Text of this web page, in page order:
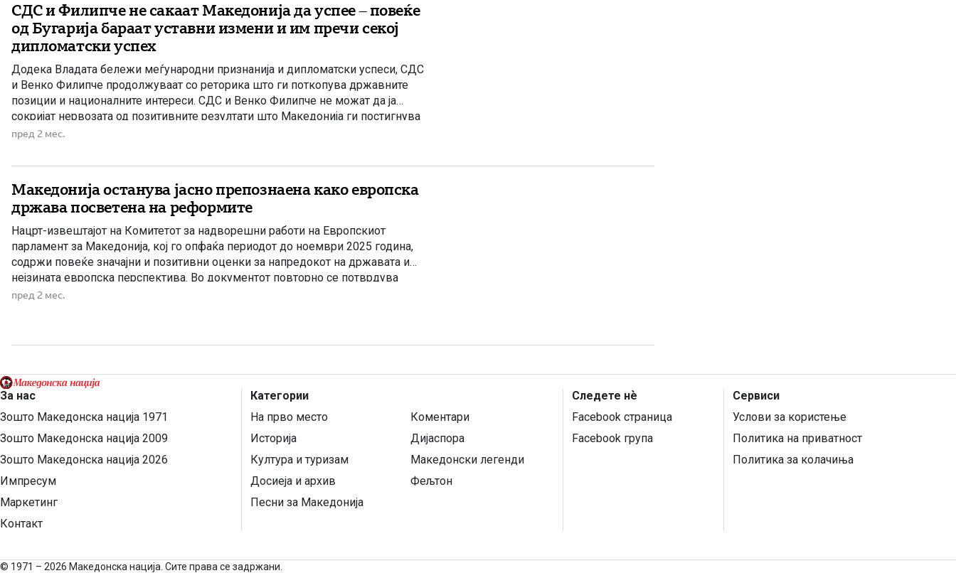
СДС и Филипче не сакаат Македонија да успее – повеќе
од Бугарија бараат уставни измени и им пречи секој
дипломатски успех
Додека Владата бележи меѓународни признанија и дипломатски успеси, СДС
и Венко Филипче продолжуваат со реторика што ги поткопува државните
позиции и националните интереси. СДС и Венко Филипче не можат да ја
сокријат нервозата од позитивните резултати што Македонија ги постигнува
на домашен и меѓународен план, па сè почесто настапуваат како продолжена
пред 2 мес.
Македонија останува јасно препознаена како европска
држава посветена на реформите
Нацрт-извештајот на Комитетот за надворешни работи на Европскиот
парламент за Македонија, кој го опфаќа периодот до ноември 2025 година,
содржи повеќе значајни и позитивни оценки за напредокот на државата и
нејзината европска перспектива. Во документот повторно се потврдува
поддршката за членството на Македонија во Европската Унија врз основа на
пред 2 мес.
За нас
Зошто Македонска нација 1971
Зошто Македонска нација 2009
Зошто Македонска нација 2026
Импресум
Маркетинг
Контакт
Категории
На прво место
Коментари
Историја
Дијаспора
Култура и туризам
Македонски легенди
Досиеја и архив
Фељтон
Песни за Македонија
Следете нѐ
Facebook страница
Facebook група
Сервиси
Услови за користење
Политика на приватност
Политика за колачиња
© 1971 – 2026 Македонска нација. Сите права се задржани.